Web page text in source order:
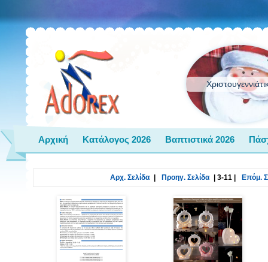
Αρχική Κατάλογος 2026 Βαπτιστικά 2026
Αρχ. Σελίδα Προηγ. Σελίδα 3-11| Επόμ.